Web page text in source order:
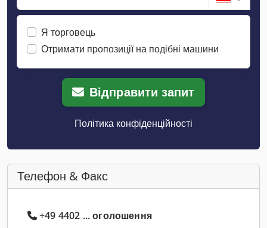
Я торговець
Отримати пропозиції на подібні машини
Відправити запит
Політика конфіденційності
Телефон & Факс
+49 4402 ... оголошення